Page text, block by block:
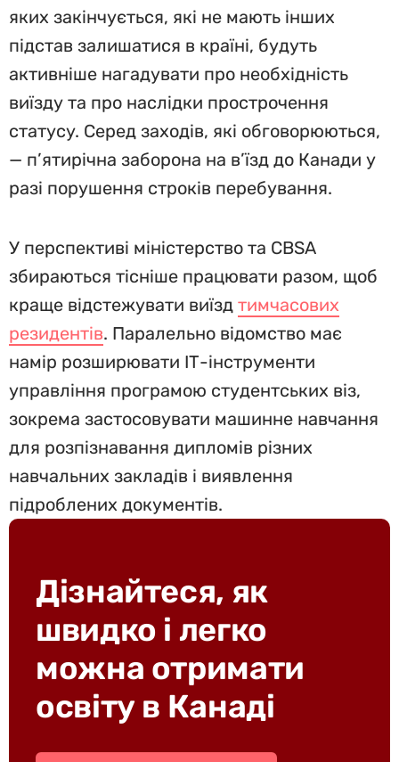
яких закінчується, які не мають інших
підстав залишатися в країні, будуть
активніше нагадувати про необхідність
виїзду та про наслідки прострочення
статусу. Серед заходів, які обговорюються,
— п’ятирічна заборона на в’їзд до Канади у
разі порушення строків перебування.
У перспективі міністерство та CBSA
збираються тісніше працювати разом, щоб
краще відстежувати виїзд тимчасових
резидентів. Паралельно відомство має
намір розширювати ІТ-інструменти
управління програмою студентських віз,
зокрема застосовувати машинне навчання
для розпізнавання дипломів різних
навчальних закладів і виявлення
підроблених документів.
Дізнайтеся, як
швидко і легко
можна отримати
освіту в Канаді